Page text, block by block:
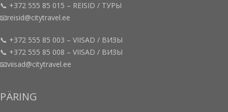
📞 +372 555 85 015 – REISID / ТУРЫ
📧reisid@citytravel.ee
📞 +372 555 85 003 – VIISAD / ВИЗЫ
📞 +372 555 85 008 – VIISAD / ВИЗЫ
📧viisad@citytravel.ee
PÄRING